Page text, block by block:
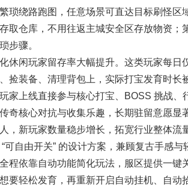
琐绕路跑图，任意场景可直达目标刷怪区
取仓库，不用往返主城安全区存放物资；
步骤。
玩家留存率大幅提升。这类玩家每日
捡装备、清理背包上，实际打宝发育时长
家上线直接参与核心打宝、BOSS 挑战、
奇核心对抗与收集乐趣，长期驻留意愿显
，新玩家数量稳步增长，拓宽行业整体流
由开关” 的设计方案，兼顾复古手感与
程依靠自动功能简化玩法，服区提供一键
要轻松发育，再重新开启自动挂机、自动